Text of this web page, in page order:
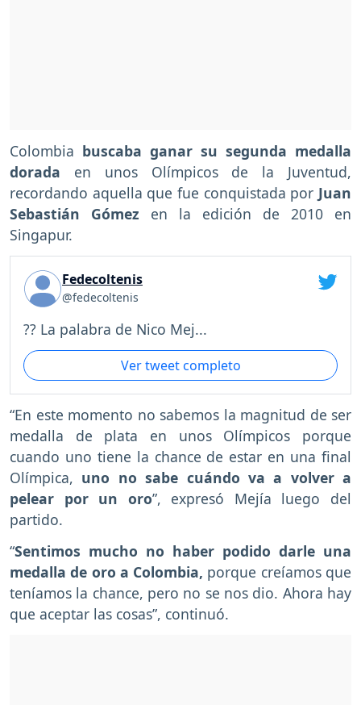
Colombia buscaba ganar su segunda medalla
dorada en unos Olímpicos de la Juventud,
recordando aquella que fue conquistada por Juan
Sebastián Gómez en la edición de 2010 en
Singapur.
Fedecoltenis
@fedecoltenis
?? La palabra de Nico Mej...
Ver tweet completo
“En este momento no sabemos la magnitud de ser
medalla de plata en unos Olímpicos porque
cuando uno tiene la chance de estar en una final
Olímpica, uno no sabe cuándo va a volver a
pelear por un oro”, expresó Mejía luego del
partido.
“Sentimos mucho no haber podido darle una
medalla de oro a Colombia, porque creíamos que
teníamos la chance, pero no se nos dio. Ahora hay
que aceptar las cosas”, continuó.